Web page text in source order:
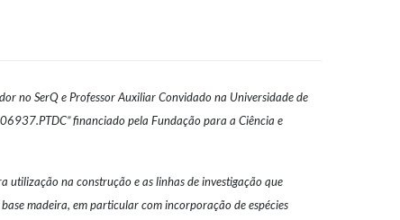
no SerQ e Professor Auxiliar Convidado na Universidade de
financiado pela Fundação para a Ciência e
utilização na construção e as linhas de investigação que
madeira, em particular com incorporação de espécies